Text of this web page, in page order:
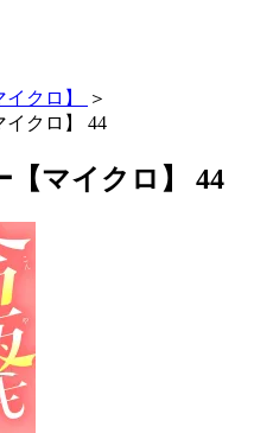
クロ】
＞
クロ】 44
【マイクロ】 44